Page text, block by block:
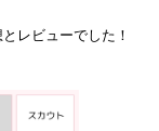
レビューでした！